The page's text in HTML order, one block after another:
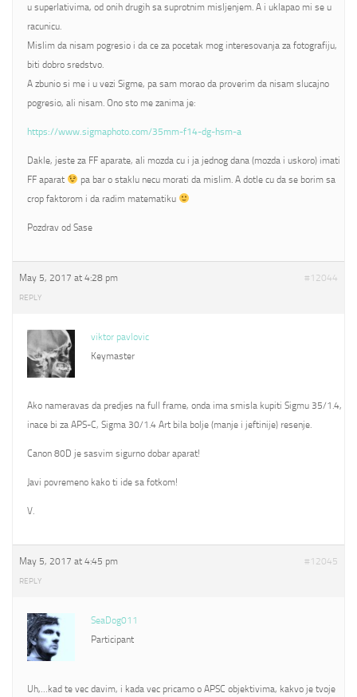
u superlativima, od onih drugih sa suprotnim misljenjem. A i uklapao mi se u
racunicu.
Mislim da nisam pogresio i da ce za pocetak mog interesovanja za fotografiju,
biti dobro sredstvo.
A zbunio si me i u vezi Sigme, pa sam morao da proverim da nisam slucajno
pogresio, ali nisam. Ono sto me zanima je:
https://www.sigmaphoto.com/35mm-f14-dg-hsm-a
Dakle, jeste za FF aparate, ali mozda cu i ja jednog dana (mozda i uskoro) imati
FF aparat
pa bar o staklu necu morati da mislim. A dotle cu da se borim sa
crop faktorom i da radim matematiku
Pozdrav od Sase
May 5, 2017 at 4:28 pm #12044
REPLY
viktor pavlovic
Keymaster
Ako nameravas da predjes na full frame, onda ima smisla kupiti Sigmu 35/1.4,
inace bi za APS-C, Sigma 30/1.4 Art bila bolje (manje i jeftinije) resenje.
Canon 80D je sasvim sigurno dobar aparat!
Javi povremeno kako ti ide sa fotkom!
V.
May 5, 2017 at 4:45 pm #12045
REPLY
SeaDog011
Participant
Uh,…kad te vec davim, i kada vec pricamo o APSC objektivima, kakvo je tvoje